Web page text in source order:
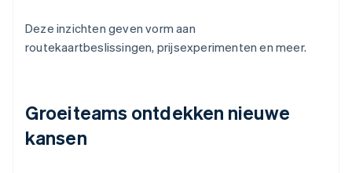
Deze inzichten geven vorm aan
routekaartbeslissingen, prijsexperimenten en meer.
Groeiteams ontdekken nieuwe
kansen